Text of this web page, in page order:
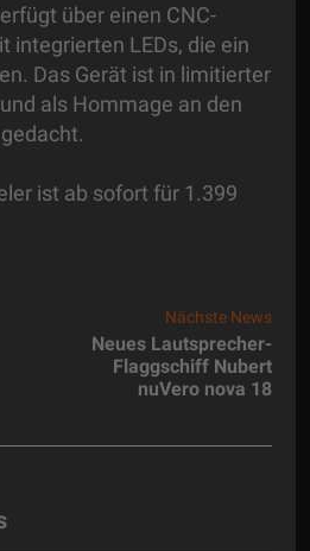
über einen CNC-
integrierten LEDs, die ein
Das Gerät ist in limitierter
als Hommage an den
gedacht.
ist ab sofort für 1.399
Nächste News
Neues Lautsprecher-
Flaggschiff Nubert
nuVero nova 18